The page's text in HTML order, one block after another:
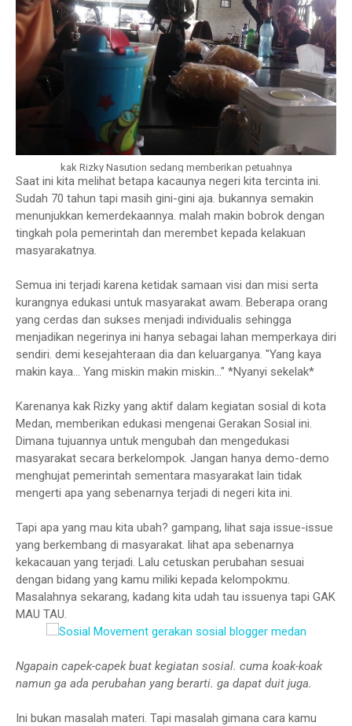
kak Rizky Nasution sedang memberikan petuahnya
Saat ini kita melihat betapa kacaunya negeri kita tercinta ini.
Sudah 70 tahun tapi masih gini-gini aja. bukannya semakin
menunjukkan kemerdekaannya. malah makin bobrok dengan
tingkah pola pemerintah dan merembet kepada kelakuan
masyarakatnya.
Semua ini terjadi karena ketidak samaan visi dan misi serta
kurangnya edukasi untuk masyarakat awam. Beberapa orang
yang cerdas dan sukses menjadi individualis sehingga
menjadikan negerinya ini hanya sebagai lahan memperkaya diri
sendiri. demi kesejahteraan dia dan keluarganya. "Yang kaya
makin kaya... Yang miskin makin miskin..." *Nyanyi sekelak*
Karenanya kak Rizky yang aktif dalam kegiatan sosial di kota
Medan, memberikan edukasi mengenai Gerakan Sosial ini.
Dimana tujuannya untuk mengubah dan mengedukasi
masyarakat secara berkelompok. Jangan hanya demo-demo
menghujat pemerintah sementara masyarakat lain tidak
mengerti apa yang sebenarnya terjadi di negeri kita ini.
Tapi apa yang mau kita ubah? gampang, lihat saja issue-issue
yang berkembang di masyarakat. lihat apa sebenarnya
kekacauan yang terjadi. Lalu cetuskan perubahan sesuai
dengan bidang yang kamu miliki kepada kelompokmu.
Masalahnya sekarang, kadang kita udah tau issuenya tapi GAK
MAU TAU.
Ngapain capek-capek buat kegiatan sosial. cuma koak-koak
namun ga ada perubahan yang berarti. ga dapat duit juga.
Ini bukan masalah materi. Tapi masalah gimana cara kamu